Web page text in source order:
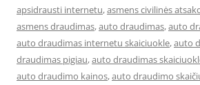
apsidrausti internetu,asmens civilinės
asmens draudimas,auto draudimas,auto
auto draudimas internetu skaiciuokle,auto
draudimas pigiau,auto draudimas
auto draudimo kainos,auto draudimo